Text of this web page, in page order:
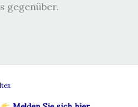
gegenüber.